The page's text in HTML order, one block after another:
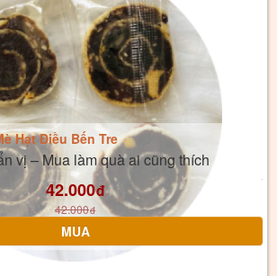
Hạt Điều Bến Tre
vị – Mua làm quà ai cũng thích
42.000đ
42.000đ